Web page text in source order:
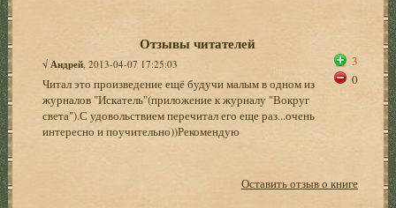
Отзывы читателей
√ Андрей , 2013-04-07 17:25:03
Читал это произведение ещё будучи малым в одном из
журналов "Искатель"(приложение к журналу "Вокруг
света").С удовольствием перечитал его еще раз...очень
интересно и поучительно))Рекомендую
3
0
Оставить отзыв о книге